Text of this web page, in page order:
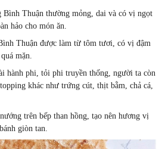
Bình Thuận thường mỏng,dai và có vị ngọt
hảo cho món ăn.
Thuận được làm từ tôm tươi,có vị đậm
mặn.
hành phi,tỏi phi truyền thống,người ta còn
khác như trứng cút,thịt bằm,chả cá,
trên bếp than hồng,tạo nên hương vị
giòn tan.